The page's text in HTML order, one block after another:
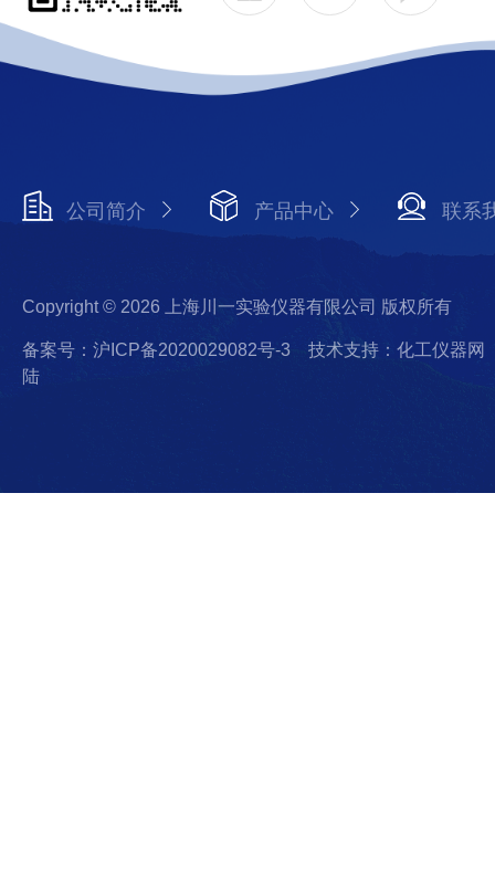
公司简介 产品中心 联系
Copyright © 2026 上海川一实验仪器有限公司 版权所有
备案号：沪ICP备2020029082号-3
技术支持：化工仪器网
陆